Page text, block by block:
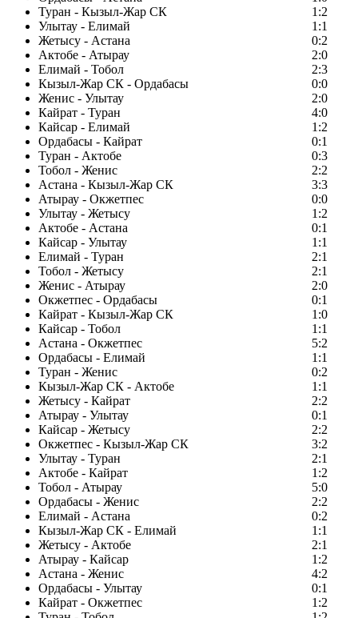
Туран - Кызыл-Жар СК
1:2
Улытау - Елимай
1:1
Жетысу - Астана
0:2
Актобе - Атырау
2:0
Елимай - Тобол
2:3
Кызыл-Жар СК - Ордабасы
0:0
Женис - Улытау
2:0
Кайрат - Туран
4:0
Кайсар - Елимай
1:2
Ордабасы - Кайрат
0:1
Туран - Актобе
0:3
Тобол - Женис
2:2
Астана - Кызыл-Жар СК
3:3
Атырау - Окжетпес
0:0
Улытау - Жетысу
1:2
Актобе - Астана
0:1
Кайсар - Улытау
1:1
Елимай - Туран
2:1
Тобол - Жетысу
2:1
Женис - Атырау
2:0
Окжетпес - Ордабасы
0:1
Кайрат - Кызыл-Жар СК
1:0
Кайсар - Тобол
1:1
Астана - Окжетпес
5:2
Ордабасы - Елимай
1:1
Туран - Женис
0:2
Кызыл-Жар СК - Актобе
1:1
Жетысу - Кайрат
2:2
Атырау - Улытау
0:1
Кайсар - Жетысу
2:2
Окжетпес - Кызыл-Жар СК
3:2
Улытау - Туран
2:1
Актобе - Кайрат
1:2
Тобол - Атырау
5:0
Ордабасы - Женис
2:2
Елимай - Астана
0:2
Кызыл-Жар СК - Елимай
1:1
Жетысу - Актобе
2:1
Атырау - Кайсар
1:2
Астана - Женис
4:2
Ордабасы - Улытау
0:1
Кайрат - Окжетпес
1:2